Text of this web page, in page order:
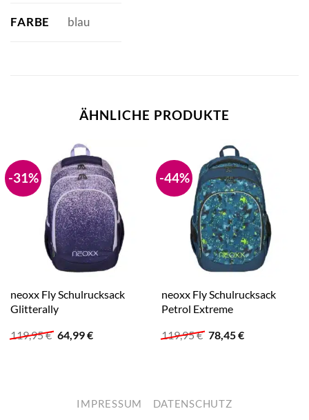
FARBE blau
ÄHNLICHE PRODUKTE
-31%
neoxx Fly Schulrucksack
Glitterally
119,95€ Ursprünglicher
Preis
64,99€Aktueller
-44%
neoxx Fly Schulrucksack
Petrol Extreme
119,95€ Ursprünglicher
Preis
78,45€Aktueller
IMPRESSUM DATENSCHUTZ